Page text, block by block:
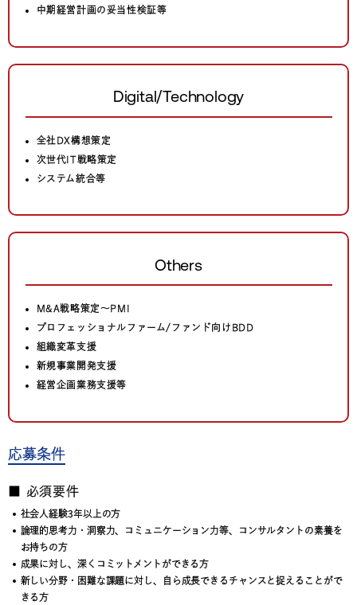
中期経営計画の妥当性検証等
Digital/Technology
全社DX構想策定
次世代IT戦略策定
システム統合等
Others
M&A戦略策定〜PMI
プロフェッショナルファーム/ファンド向けBDD
組織変革支援
新規事業開発支援
経営企画業務支援等
応募条件
■ 必須要件
社会人経験3年以上の方
論理的思考力・洞察力、コミュニケーション力等、コンサルタントの素養を
お持ちの方
成果に対し、深くコミットメントができる方
新しい分野・困難な課題に対し、自ら成長できるチャンスと捉えることがで
きる方